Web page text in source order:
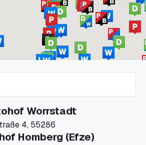
Worrstadt
4, 55286
Homberg (Efze)